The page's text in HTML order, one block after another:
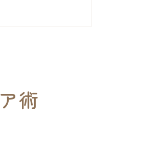
くみを撃退
しい日々も安心
術